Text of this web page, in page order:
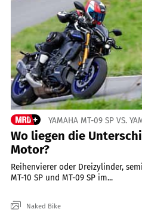
YAMAHA MT-09 SP VS.
Wo liegen die
Motor?
Reihenvierer oder Dreizylinder,
MT-10 SP und MT-09 SP im...
Naked Bike